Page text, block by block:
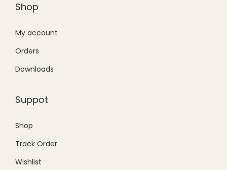
Shop
My account
Orders
Downloads
Suppot
Shop
Track Order
Wishlist